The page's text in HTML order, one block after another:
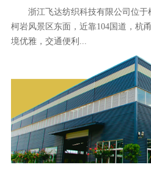
浙江飞达纺织科技有限公司位
柯岩风景区东面，近靠104国道，杭
境优雅，交通便利...